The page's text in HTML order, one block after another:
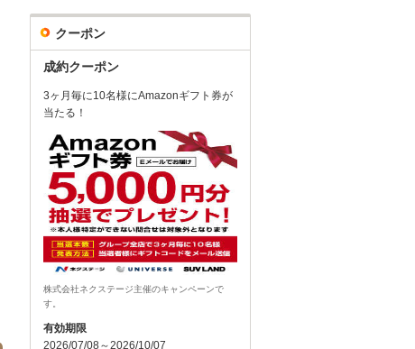
クーポン
成約クーポン
3ヶ月毎に10名様にAmazonギフト券が
当たる！
株式会社ネクステージ主催のキャンペーンで
す。
有効期限
2026/07/08～2026/10/07